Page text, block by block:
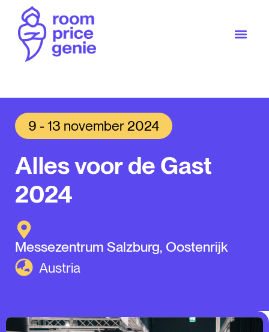
9 - 13 november 2024
Alles voor de Gast
2024
Messezentrum Salzburg, Oostenrijk
Austria